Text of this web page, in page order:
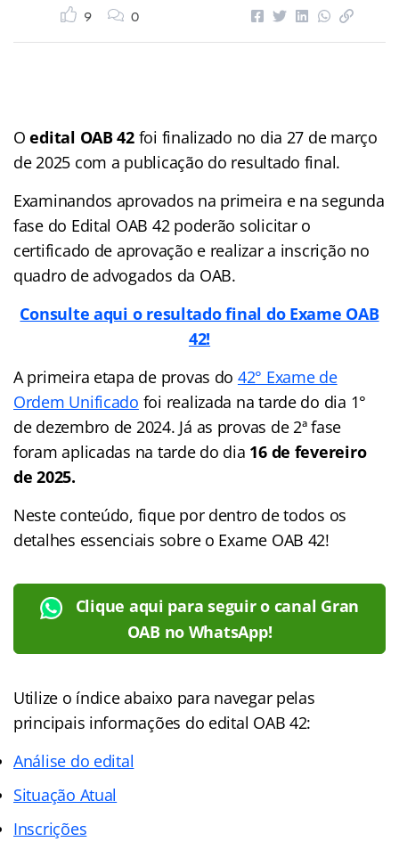
9 0
Oedital OAB 42 foi finalizado no dia 27 de março
de 2025 com a publicação do resultado final.
Examinandos aprovados na primeira e na segunda
fase do Edital OAB 42 poderão solicitar o
certificado de aprovação e realizar a inscrição no
quadro de advogados da OAB.
Consulte aqui o resultado final do Exame OAB
42!
A primeira etapa de provas do 42° Exame de
Ordem Unificado foi realizada na tarde do dia 1°
de dezembro de 2024. Já as provas de 2ª fase
foram aplicadas na tarde do dia 16 de fevereiro
de 2025.
Neste conteúdo, fique por dentro de todos os
detalhes essenciais sobre o Exame OAB 42!
Clique aqui para seguir o canal Gran
OAB no WhatsApp!
Utilize o índice abaixo para navegar pelas
principais informações do edital OAB 42:
Análise do edital
Situação Atual
Inscrições